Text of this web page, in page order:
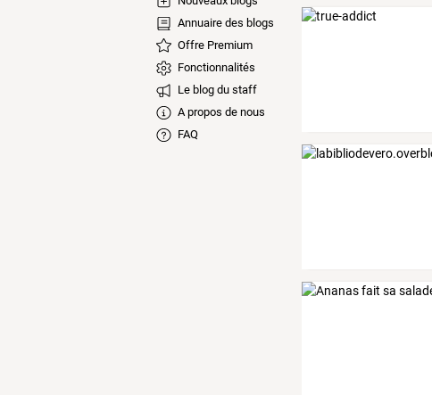
Annuaire des blogs
Offre Premium
Fonctionnalités
Le blog du staff
A propos de nous
FAQ